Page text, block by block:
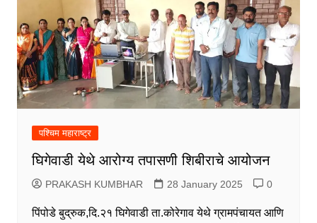
पश्चिम महाराष्ट्र
घिगेवाडी येथे आरोग्य तपासणी शिबीराचे आयोजन
PRAKASH KUMBHAR 28 January 2025 0
पिंपोडे बुद्रुक,दि.२१ घिगेवाडी ता.कोरेगाव येथे ग्रामपंचायत आणि